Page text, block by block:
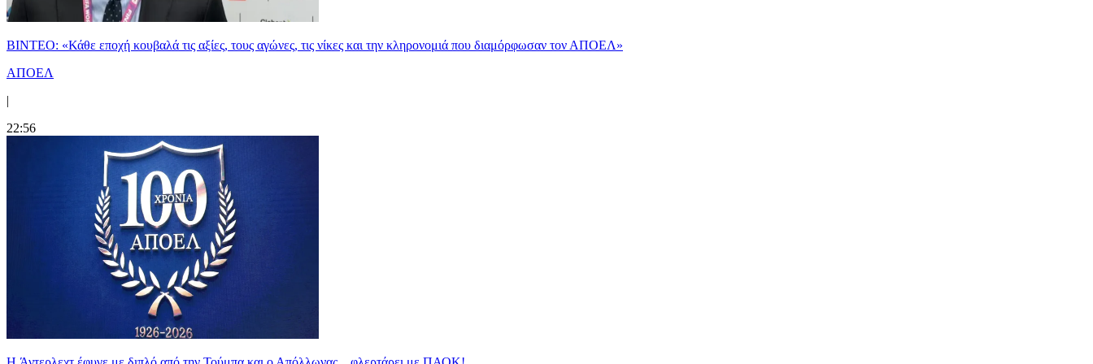
ΒΙΝΤΕΟ: «Κάθε εποχή κουβαλά τις αξίες, τους αγώνες, τις νίκες και την κληρονομιά που διαμόρφωσαν τον ΑΠΟΕΛ»
ΑΠΟΕΛ
|
22:56